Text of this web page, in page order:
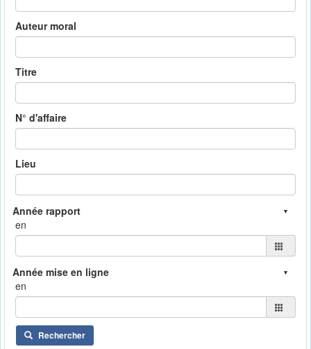
Auteur moral
Titre
N° d'affaire
Lieu
en
en
Rechercher